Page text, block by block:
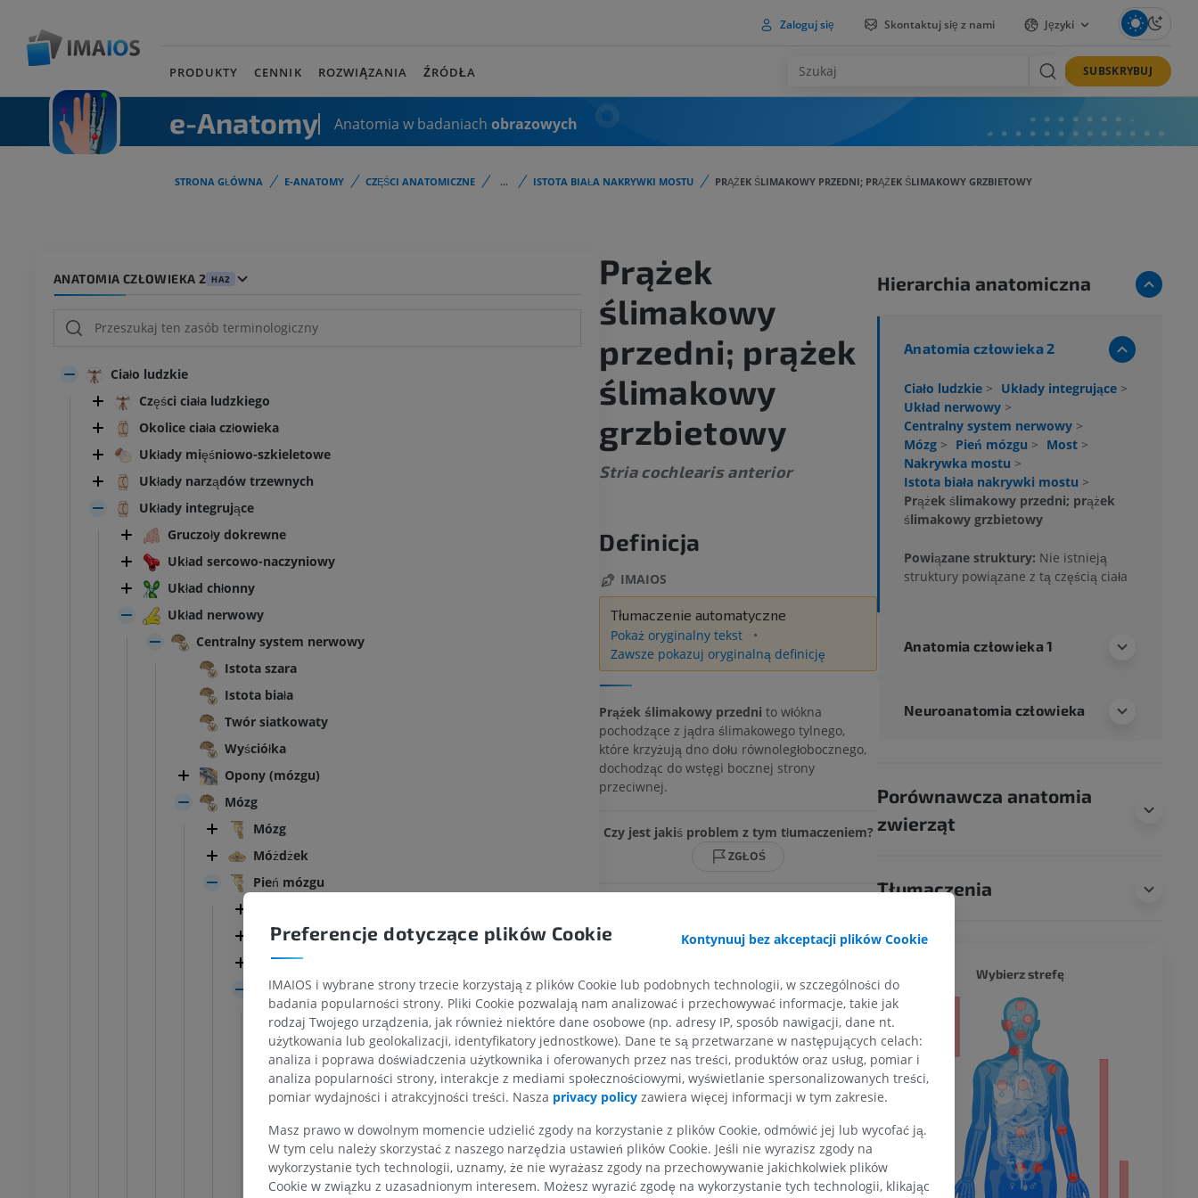
Zaloguj się Skontaktuj się z nami Języki
PRODUKTY CENNIK ROZWIĄZANIA ŹRÓDŁA SUBSKRYBUJ
e-Anatomy Anatomia w badaniach obrazowych
STRONA GŁÓWNA E-ANATOMY CZĘŚCI ANATOMICZNE ... ISTOTA BIAŁA NAKRYWKI MOSTU PRĄŻEK ŚLIMAKOWY PRZEDNI; PRĄŻEK ŚLIMAKOWY GRZBIETOWY
ANATOMIA CZŁOWIEKA 2 HA2
Ciało ludzkie
Części ciała ludzkiego
Okolice ciała człowieka
Układy mięśniowo-szkieletowe
Układy narządów trzewnych
Układy integrujące
Gruczoły dokrewne
Układ sercowo-naczyniowy
Układ chłonny
Układ nerwowy
Centralny system nerwowy
Istota szara
Istota biała
Twór siatkowaty
Wyściółka
Opony (mózgu)
Mózg
Mózg
Móżdżek
Pień mózgu
Istota biała pnia mózgu
Śródmózgowie
Most
Kąt mostowo-móżdżkowy
Bruzda podstawna
Bruzda opuszkowo-mostowa
Część podstawna mostu
Nakrywka mostu
Istota szara nakrywki mostu
Twór siatkowaty mostu
Prążek
ślimakowy
przedni; prążek
ślimakowy
grzbietowy
Stria cochlearis anterior
Definicja
IMAIOS
Tłumaczenie automatyczne
Pokaż oryginalny tekst
Zawsze pokazuj oryginalną definicję
Prążek ślimakowy przedni to włókna
pochodzące z jądra ślimakowego tylnego,
które krzyżują dno dołu równoległobocznego,
dochodząc do wstęgi bocznej strony
przeciwnej.
Czy jest jakiś problem z tym tłumaczeniem?
ZGŁOŚ
Hierarchia anatomiczna
Anatomia człowieka 2
Ciało ludzkie > Układy integrujące >
Układ nerwowy >
Centralny system nerwowy >
Mózg > Pień mózgu > Most >
Nakrywka mostu >
Istota biała nakrywki mostu >
Prążek ślimakowy przedni; prążek
ślimakowy grzbietowy
Powiązane struktury: Nie istnieją
struktury powiązane z tą częścią ciała
Anatomia człowieka 1
Neuroanatomia człowieka
Porównawcza anatomia
zwierząt
Tłumaczenia
KOSTKA-STOPA
MRI stawu skokowego
RM przodostopia
RM kończyny dolnej
RM kończyny górnej
RM
PREMIUM
RM obojczyka
PREMIUM
RM nadgarstka
Kończyna dolna
Ilustracje
PREMIUM
RTG kończyny dolnej
ZA DARMO
RM kończyny dolnej
Wybierz strefę
Preferencje dotyczące plików Cookie Kontynuuj bez akceptacji plików Cookie
IMAIOS i wybrane strony trzecie korzystają z plików Cookie lub podobnych technologii, w szczególności do
badania popularności strony. Pliki Cookie pozwalają nam analizować i przechowywać informacje, takie jak
rodzaj Twojego urządzenia, jak również niektóre dane osobowe (np. adresy IP, sposób nawigacji, dane nt.
użytkowania lub geolokalizacji, identyfikatory jednostkowe). Dane te są przetwarzane w następujących celach:
analiza i poprawa doświadczenia użytkownika i oferowanych przez nas treści, produktów oraz usług, pomiar i
analiza popularności strony, interakcje z mediami społecznościowymi, wyświetlanie spersonalizowanych treści,
pomiar wydajności i atrakcyjności treści. Nasza privacy policy zawiera więcej informacji w tym zakresie.
Masz prawo w dowolnym momencie udzielić zgody na korzystanie z plików Cookie, odmówić jej lub wycofać ją.
W tym celu należy skorzystać z naszego narzędzia ustawień plików Cookie. Jeśli nie wyrazisz zgody na
wykorzystanie tych technologii, uznamy, że nie wyrażasz zgody na przechowywanie jakichkolwiek plików
Cookie w związku z uzasadnionym interesem. Możesz wyrazić zgodę na wykorzystanie tych technologii, klikając